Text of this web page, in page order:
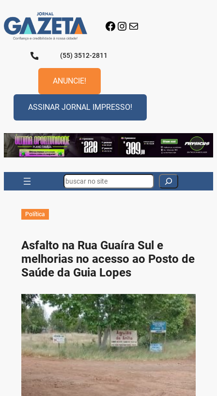
para
o
conteúdo
Facebook
Instagram
E-mail
(55) 3512-2811
ANUNCIE!
ASSINAR JORNAL IMPRESSO!
Search
Política
Asfalto na Rua Guaíra Sul e
melhorias no acesso ao Posto de
Saúde da Guia Lopes